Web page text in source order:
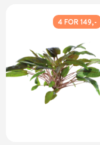
4 FOR 149,-